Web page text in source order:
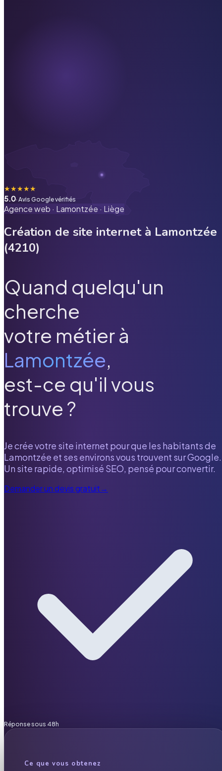
★★★★★
5.0· Avis Google vérifiés
Agence web · Lamontzée · Liège
Création de site internet à Lamontzée
(4210)
Quand quelqu'un
cherche
votre métier à
Lamontzée,
est-ce qu'il vous
trouve ?
Je crée votre site internet pour que les habitants de
Lamontzée et ses environs vous trouvent sur Google.
Un site rapide, optimisé SEO, pensé pour convertir.
Demander un devis gratuit→
Réponse sous 48h
Ce que vous obtenez